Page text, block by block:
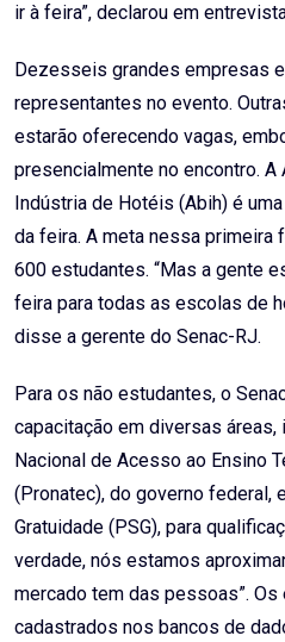
ir à feira”, declarou em
Dezesseis grandes empresas
representantes no evento.
estarão oferecendo vagas,
presencialmente no encontro.
Indústria de Hotéis (Abih) é
da feira. A meta nessa primeira
600 estudantes. “Mas a gente
feira para todas as escolas de
disse a gerente do Senac-RJ.
Para os não estudantes, o
capacitação em diversas áreas,
Nacional de Acesso ao Ensino
(Pronatec), do governo federal,
Gratuidade (PSG), para
verdade, nós estamos
mercado tem das pessoas”.
cadastrados nos bancos de